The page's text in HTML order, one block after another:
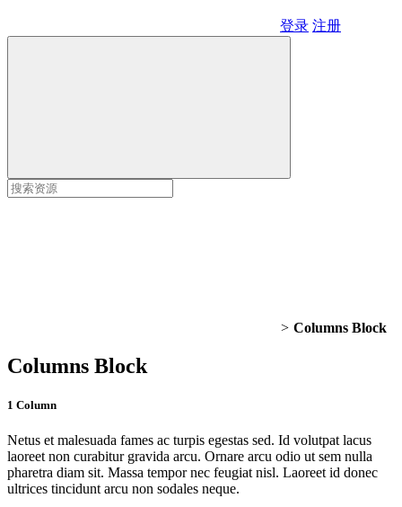
登录 注册
> Columns Block
Columns Block
1 Column
Netus et malesuada fames ac turpis egestas sed. Id volutpat lacus
laoreet non curabitur gravida arcu. Ornare arcu odio ut sem nulla
pharetra diam sit. Massa tempor nec feugiat nisl. Laoreet id donec
ultrices tincidunt arcu non sodales neque.